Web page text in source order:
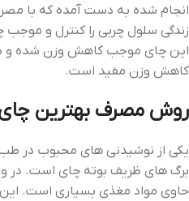
انجام شده به دست آمده که با
زندگی سلول چربی را کنترل و
این چای موجب کاهش وزن شده و در
کاهش وزن مفید است.
روش مصرف بهترین
یکی از نوشیدنی‌ های محبوب در
برگ‌ های ظریف بوته چای است. در
حاوی مواد مغذی بسیاری است. این